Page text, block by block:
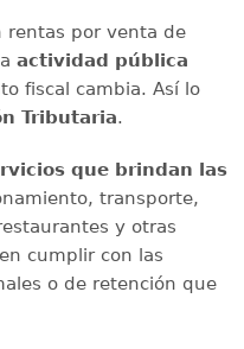
rentas por venta de
actividad pública
fiscal cambia. Así lo
Tributaria.
que brindan las
transporte,
y otras
cumplir con las
o de retención que